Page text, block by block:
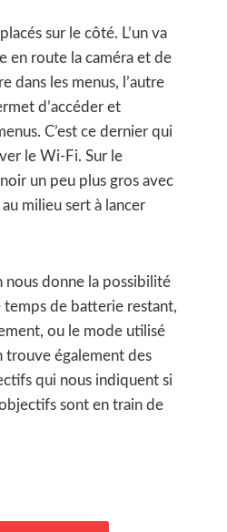
sur le côté. L’un va
en route la caméra et de
dans les menus, l’autre
d’accéder et
C’est ce dernier qui
le Wi-Fi. Sur le
un peu plus gros avec
milieu sert à lancer
nous donne la possibilité
temps de batterie restant,
ou le mode utilisé
trouve également des
qui nous indiquent si
sont en train de